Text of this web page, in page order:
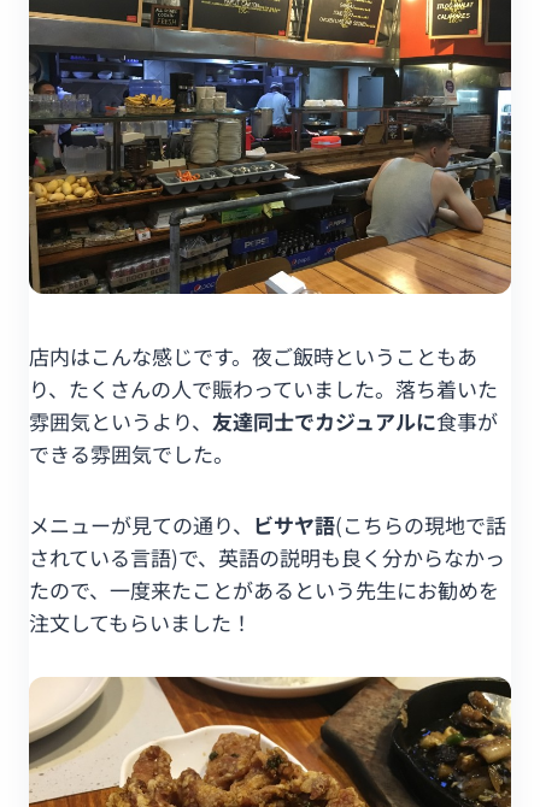
店内はこんな感じです。夜ご飯時ということもあ
り、たくさんの人で賑わっていました。落ち着いた
雰囲気というより、 友達同士でカジュアルに食事が
できる雰囲気でした。
メニューが見ての通り、 ビサヤ語(こちらの現地で話
されている言語)で、英語の説明も良く分からなかっ
たので、一度来たことがあるという先生にお勧めを
注文してもらいました！